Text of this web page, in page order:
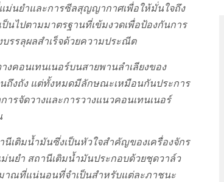
ม่นยำและการซีลสุญญากาศเพื่อให้มั่นใจถึง
นไปตามมาตรฐานที่เข้มงวดเพื่อป้องกันการ
รรลุผลสำเร็จด้วยความประณีต
งคอนเทนเนอร์บนสายพานลำเลียงของ
ถึงถัง แต่ทั้งหมดมีลักษณะเหมือนกันประการ
รจัดวางและการวางแนวคอนเทนเนอร์
เติมน้ำมันซึ่งเป็นหัวใจสำคัญของเครื่องจักร
นยำ สถานีเติมน้ำมันประกอบด้วยชุดวาล์ว
าณที่แน่นอนที่จำเป็นสำหรับแต่ละภาชนะ